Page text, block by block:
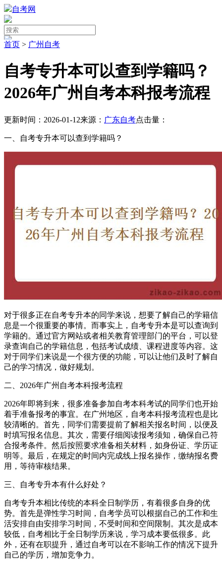
自考网
首页 > 广州自考
自考专升本可以查到学籍吗？
2026年广州自考本科报考流程
更新时间：2026-01-12来源： 广东自考点击量：
一、自考专升本可以查到学籍吗？
对于很多正在自考专升本的同学来说，想要了解自己的学籍信
息是一个很重要的事情。而事实上，自考专升本是可以查询到
学籍的。通过官方网站或者相关教育管理部门的平台，可以登
录查询自己的学籍信息，包括考试成绩、课程进度等内容。这
对于同学们来说是一个很方便的功能，可以让他们及时了解自
己的学习情况，做好规划。
二、2026年广州自考本科报考流程
2026年即将到来，很多准备参加自考本科考试的同学们也开始
着手准备报考的事宜。在广州地区，自考本科报考流程也是比
较清晰的。首先，同学们需要提前了解相关报名时间，以便及
时填写报名信息。其次，需要仔细阅读报考须知，确保自己符
合报考条件。然后按照要求准备相关材料，如身份证、学历证
明等。最后，在规定的时间内完成线上报名操作，缴纳报名费
用，等待审核结果。
三、自考专升本有什么好处？
自考专升本相比传统的本科全日制学历，有着很多自身的优
势。首先是弹性学习时间，自考学员可以根据自己的工作和生
活安排自由安排学习时间，不受时间和空间限制。其次是成本
较低，自考相比于全日制学历来说，学习成本要低很多。此
外，还有在职提升，通过自考可以在不影响工作的情况下提升
自己的学历，增加竞争力。